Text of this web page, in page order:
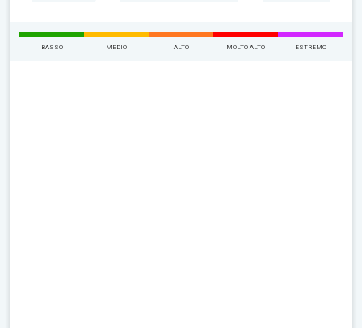
BASSO MEDIO ALTO MOLTO ALTO ESTREMO